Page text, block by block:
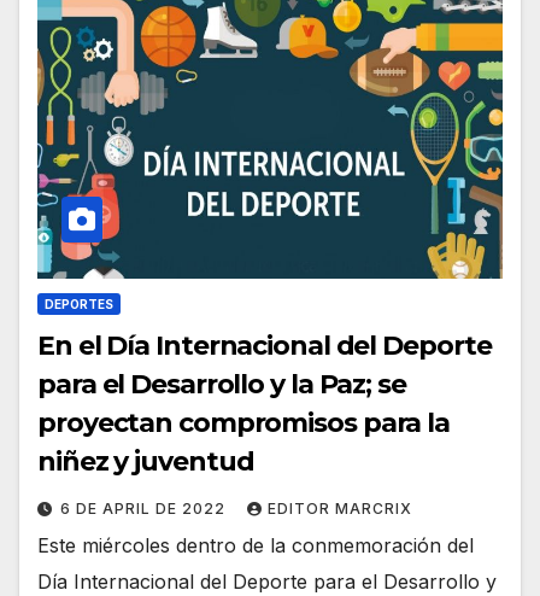
DEPORTES
En el Día Internacional del Deporte
para el Desarrollo y la Paz; se
proyectan compromisos para la
niñez y juventud
6 DE APRIL DE 2022 EDITOR MARCRIX
Este miércoles dentro de la conmemoración del
Día Internacional del Deporte para el Desarrollo y